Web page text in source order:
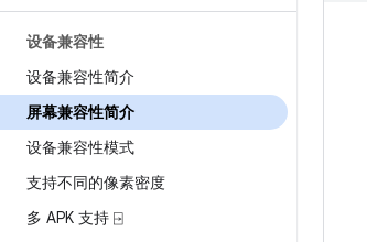
设备兼容性
设备兼容性简介
屏幕兼容性简介
设备兼容性模式
支持不同的像素密度
多 APK 支持 ⍈